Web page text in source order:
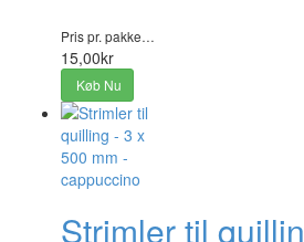
Pris pr. pakke…
15,00kr
Køb Nu
Strimler til